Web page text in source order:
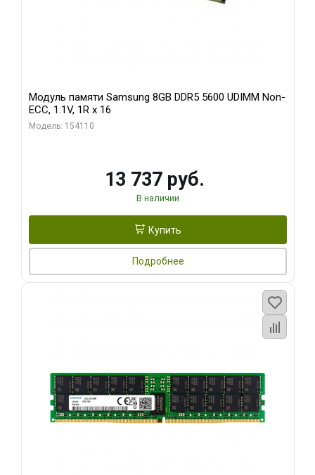
Модуль памяти Samsung 8GB DDR5 5600 UDIMM Non-
ECC, 1.1V, 1R x 16
Модель: 154110
13 737 руб.
В наличии
Купить
Подробнее